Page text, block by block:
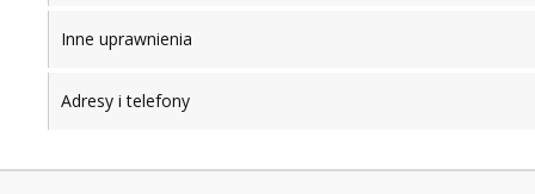
Inne uprawnienia
Adresy i telefony